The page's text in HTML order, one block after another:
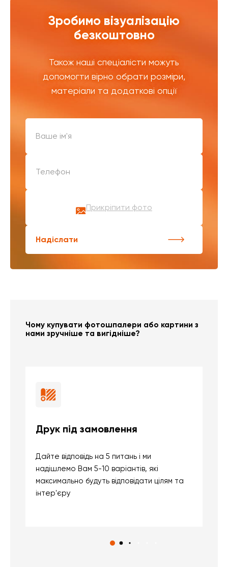
Зробимо візуалізацію
безкоштовно
Також наші спеціалісти можуть
допомогти вірно обрати розміри,
матеріали та додаткові опції
Прикріпити фото
Надіслати
Чому купувати фотошпалери або картини з
нами зручніше та вигідніше?
Друк під замовлення
Дайте відповідь на 5 питань і ми
надішлемо Вам 5-10 варіантів, які
максимально будуть відповідати цілям та
інтер'єру